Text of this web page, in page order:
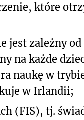
które
jest zależny
na każde
naukę w
w Irlandii;
(FIS), tj.